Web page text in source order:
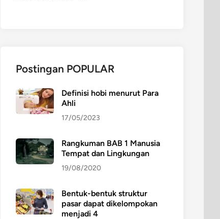
Postingan POPULAR
Definisi hobi menurut Para
Ahli
17/05/2023
Rangkuman BAB 1 Manusia
Tempat dan Lingkungan
19/08/2020
Bentuk-bentuk struktur
pasar dapat dikelompokan
menjadi 4